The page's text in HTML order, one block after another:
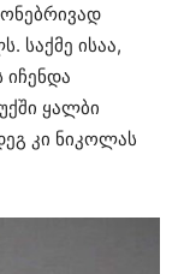
საქმე ისაა,
ყალბი
კი ნიკოლას